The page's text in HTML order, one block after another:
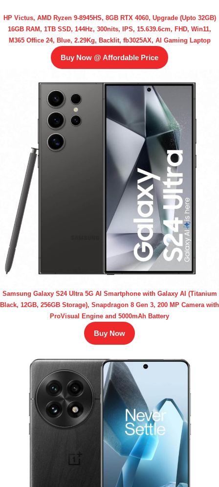
HP Victus, AMD Ryzen 9-8945HS, 8GB RTX 4060, Upgrade (Upto 32GB)
16GB RAM, 1TB SSD, 144Hz, 300nits, IPS, 15.639.6cm, FHD, Win11,
M365 Office 24, Blue, 2.29Kg, Backlit, fb3025AX, AI Gaming Laptop
Buy Now @ Affordable Price
Samsung Galaxy S24 Ultra 5G AI Smartphone with Galaxy AI (Titanium
Black, 12GB, 256GB Storage), Snapdragon 8 Gen 3, 200 MP Camera with
ProVisual Engine and 5000mAh Battery
Buy Now